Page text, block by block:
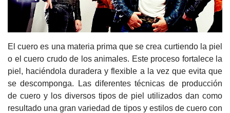
El cuero es una materia prima que se crea curtiendo la piel
o el cuero crudo de los animales. Este proceso fortalece la
piel, haciéndola duradera y flexible a la vez que evita que
se descomponga. Las diferentes técnicas de producción
de cuero y los diversos tipos de piel utilizados dan como
resultado una gran variedad de tipos y estilos de cuero con